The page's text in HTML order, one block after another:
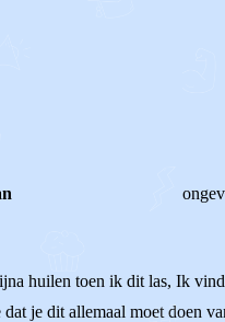
huilen toen ik dit las, Ik
je dit allemaal moet doen